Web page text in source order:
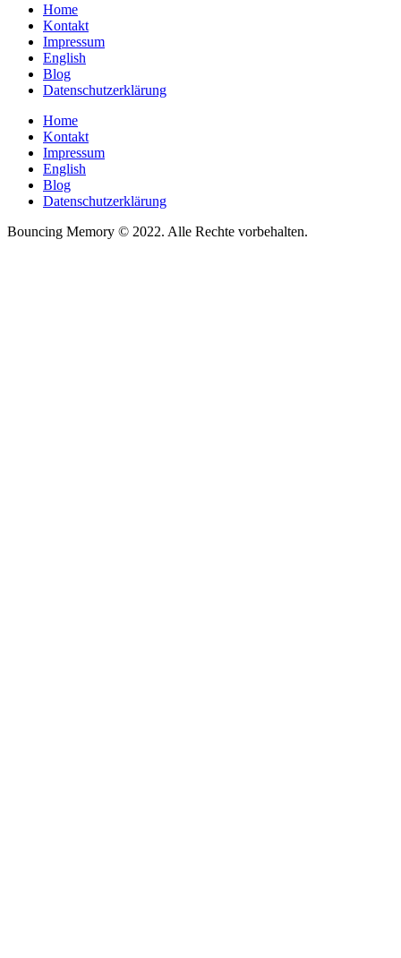
Home
Kontakt
Impressum
English
Blog
Datenschutzerklärung
Home
Kontakt
Impressum
English
Blog
Datenschutzerklärung
Bouncing Memory © 2022. Alle Rechte vorbehalten.